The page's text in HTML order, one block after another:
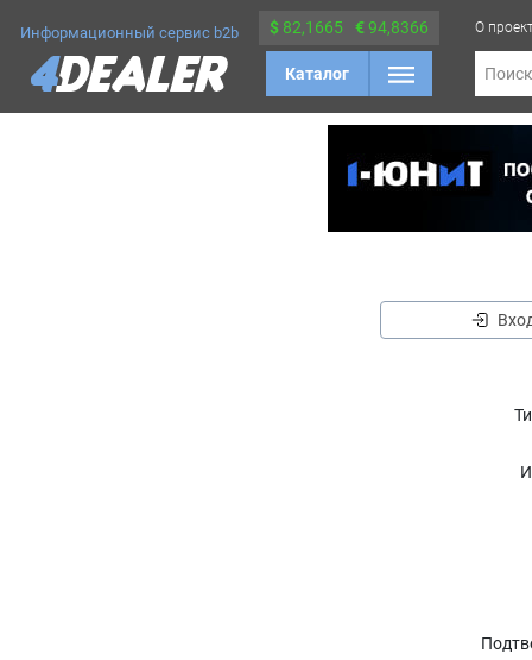
Информационный сервис b2b $ 82,1665 €94,8366
Каталог
О
Поиск